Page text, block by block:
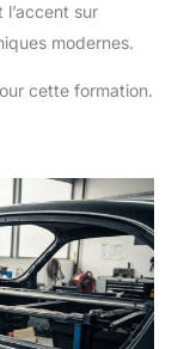
sur
modernes.
cette formation.